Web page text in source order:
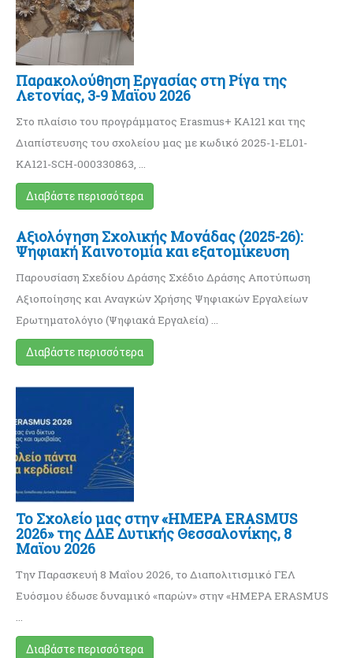
Παρακολούθηση Εργασίας στη Ρίγα της
Λετονίας, 3-9 Μαϊου 2026
Στο πλαίσιο του προγράμματος Erasmus+ KA121 και της
Διαπίστευσης του σχολείου μας με κωδικό 2025-1-EL01-
KA121-SCH-000330863, …
Διαβάστε περισσότερα
Αξιολόγηση Σχολικής Μονάδας (2025-26):
Ψηφιακή Καινοτομία και εξατομίκευση
Παρουσίαση Σχεδίου Δράσης Σχέδιο Δράσης Αποτύπωση
Αξιοποίησης και Αναγκών Χρήσης Ψηφιακών Εργαλείων
Ερωτηματολόγιο (Ψηφιακά Εργαλεία) …
Διαβάστε περισσότερα
Το Σχολείο μας στην «ΗΜΕΡΑ ERASMUS
2026» της ΔΔΕ Δυτικής Θεσσαλονίκης, 8
Μαϊου 2026
Την Παρασκευή 8 Μαΐου 2026, το Διαπολιτισμικό ΓΕΛ
Ευόσμου έδωσε δυναμικό «παρών» στην «ΗΜΕΡΑ ERASMUS
…
Διαβάστε περισσότερα